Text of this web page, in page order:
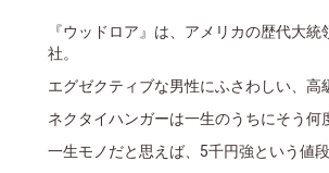
『ウッドロア』は、アメリカの歴代大
社。
エグゼクティブな男性にふさわしい、高
ネクタイハンガーは一生のうちにそう何
一生モノだと思えば、5千円強という値